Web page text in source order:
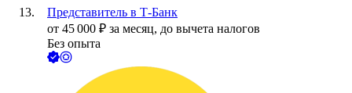
Представитель в Т-Банк
от 45 000 ₽ за месяц, до вычета налогов
Без опыта